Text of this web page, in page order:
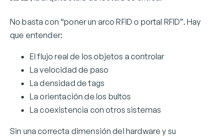
No basta con “poner un arco RFID o portal RFID”. Hay
que entender:
El flujo real de los objetos a controlar
La velocidad de paso
La densidad de tags
La orientación de los bultos
La coexistencia con otros sistemas
Sin una correcta dimensión del hardware y su